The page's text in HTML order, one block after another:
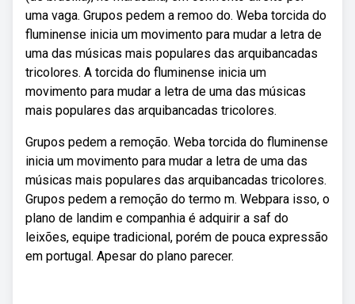
uma vaga. Grupos pedem a remoo do. Weba torcida do
fluminense inicia um movimento para mudar a letra de
uma das músicas mais populares das arquibancadas
tricolores. A torcida do fluminense inicia um
movimento para mudar a letra de uma das músicas
mais populares das arquibancadas tricolores.
Grupos pedem a remoção. Weba torcida do fluminense
inicia um movimento para mudar a letra de uma das
músicas mais populares das arquibancadas tricolores.
Grupos pedem a remoção do termo m. Webpara isso, o
plano de landim e companhia é adquirir a saf do
leixões, equipe tradicional, porém de pouca expressão
em portugal. Apesar do plano parecer.